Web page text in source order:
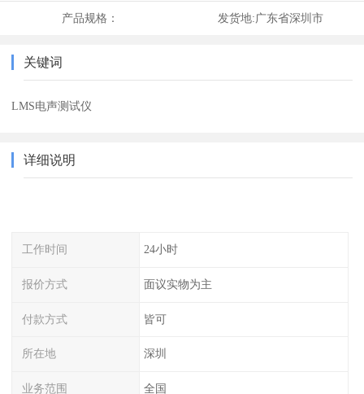
产品规格： 发货地:广东省深圳市
关键词
LMS电声测试仪
详细说明
工作时间 24小时
报价方式 面议实物为主
付款方式 皆可
所在地 深圳
业务范围 全国